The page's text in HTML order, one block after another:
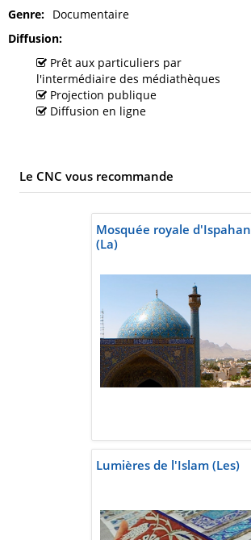
Genre
Documentaire
Diffusion
Prêt aux particuliers par
l'intermédiaire des médiathèques
Projection publique
Diffusion en ligne
Le CNC vous recommande
Mosquée royale d'Ispahan
(La)
Lumières de l'Islam (Les)